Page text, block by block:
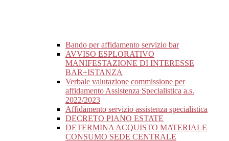
Bando per affidamento servizio bar
AVVISO ESPLORATIVO
MANIFESTAZIONE DI INTERESSE
BAR+ISTANZA
Verbale valutazione commissione per
affidamento Assistenza Specialistica a.s.
2022/2023
Affidamento servizio assistenza specialistica
DECRETO PIANO ESTATE
DETERMINA ACQUISTO MATERIALE
CONSUMO SEDE CENTRALE